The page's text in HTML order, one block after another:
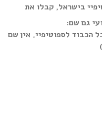
בישראל, קבלו את
גם שם:
הכבוד לספוטיפיי, אין שם